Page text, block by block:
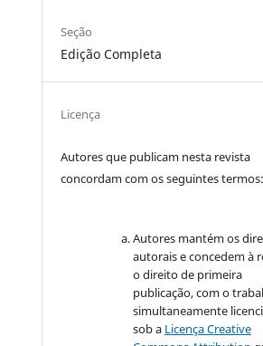
Seção
Edição Completa
Licença
Autores que publicam nesta revista
concordam com os seguintes termos:
Autores mantém os
autorais e concedem à
o direito de primeira
publicação, com o
simultaneamente
sob a Licença Creative